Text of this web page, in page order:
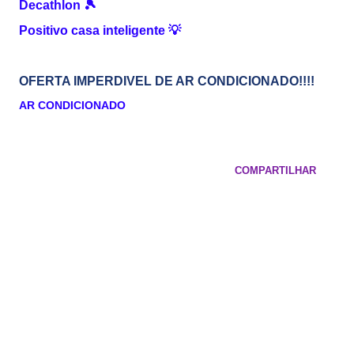
Decathlon 🎾
Positivo casa inteligente 💡
OFERTA IMPERDIVEL DE AR CONDICIONADO!!!!
AR CONDICIONADO
COMPARTILHAR